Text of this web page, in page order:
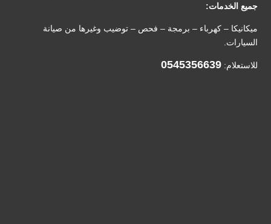
جميع الخدمات:
ميكانيكا – كهرباء – برمجة – فحص – توضيب وغيرها من صيانة
السيارات.
للاستعلام: 0545356639